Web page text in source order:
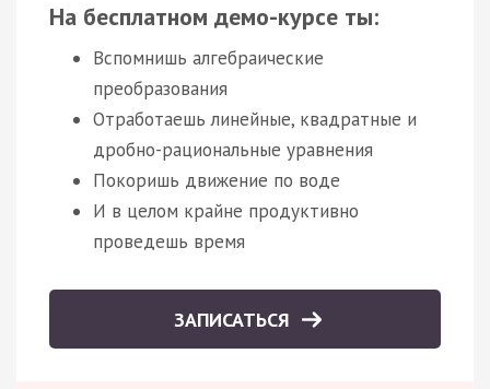
На бесплатном демо-курсе ты:
Вспомнишь алгебраические
преобразования
Отработаешь линейные, квадратные и
дробно-рациональные уравнения
Покоришь движение по воде
И в целом крайне продуктивно
проведешь время
ЗАПИСАТЬСЯ